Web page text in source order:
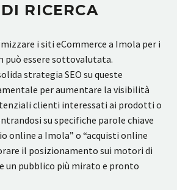
RICERCA
i siti eCommerce a Imola per i
può essere sottovalutata.
strategia SEO su queste
per aumentare la visibilità
clienti interessati ai prodotti o
su specifiche parole chiave
online a Imola” o “acquisti online
il posizionamento sui motori di
un pubblico più mirato e pronto